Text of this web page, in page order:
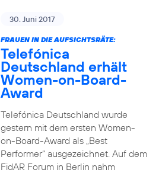
30. Juni 2017
FRAUEN IN DIE AUFSICHTSRÄTE:
Telefónica
Deutschland erhält
Women-on-Board-
Award
Telefónica Deutschland wurde
gestern mit dem ersten Women-
on-Board-Award als „Best
Performer“ ausgezeichnet. Auf dem
FidAR Forum in Berlin nahm